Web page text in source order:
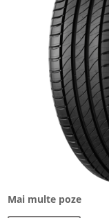
Mai multe poze